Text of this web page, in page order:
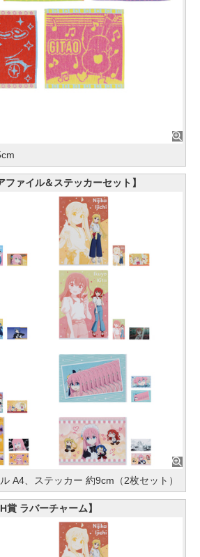
ファイル＆ステッカーセット】
A4、ステッカー 約9cm（2枚セット）
H賞 ラバーチャーム】